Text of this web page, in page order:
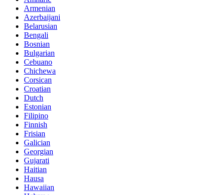
Armenian
Azerbaijani
Belarusian
Bengali
Bosnian
Bulgarian
Cebuano
Chichewa
Corsican
Croatian
Dutch
Estonian
Filipino
Finnish
Frisian
Galician
Georgian
Gujarati
Haitian
Hausa
Hawaiian